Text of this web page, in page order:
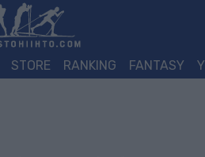
STORE RANKING FANTASY